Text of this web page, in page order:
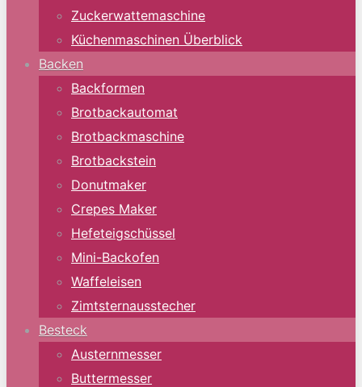
Zuckerwattemaschine
Küchenmaschinen Überblick
Backen
Backformen
Brotbackautomat
Brotbackmaschine
Brotbackstein
Donutmaker
Crepes Maker
Hefeteigschüssel
Mini-Backofen
Waffeleisen
Zimtsternausstecher
Besteck
Austernmesser
Buttermesser